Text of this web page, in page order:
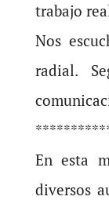
trabajo
Nos
radial.
En esta
diversos